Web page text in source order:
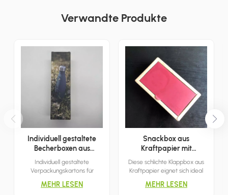
Verwandte Produkte
Individuell gestaltete
Becherboxen aus
Wellpappe
Individuell gestaltete
Verpackungskartons für
Transport und präsentieren
MEHR LESEN
Snackbox aus
Kraftpapier mit
Klappdeckel
Diese schlichte Klappbox aus
Kraftpapier eignet sich ideal
und Leckereien. Einfach den
MEHR LESEN